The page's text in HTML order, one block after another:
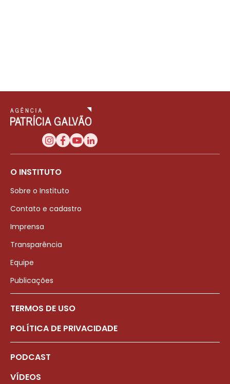
O INSTITUTO
Sobre o Instituto
Contato e cadastro
Imprensa
Transparência
Equipe
Publicações
TERMOS DE USO
POLÍTICA DE PRIVACIDADE
PODCAST
VÍDEOS